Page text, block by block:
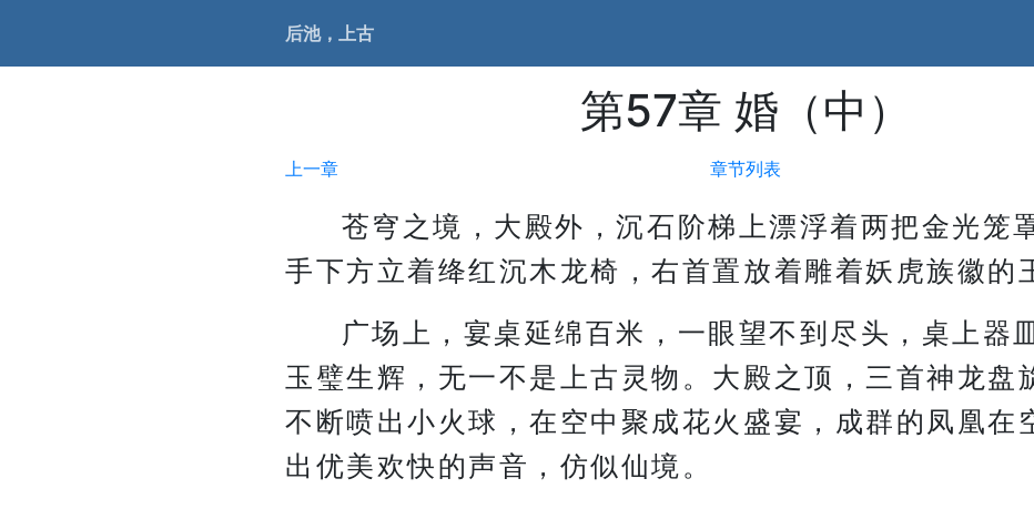
后池，上古
第57章 婚（中）
上一章 章节列表
苍穹之境，大殿外，沉石阶梯上漂浮着两把金光笼
手下方立着绛红沉木龙椅，右首置放着雕着妖虎族徽的
广场上，宴桌延绵百米，一眼望不到尽头，桌上器
玉璧生辉，无一不是上古灵物。大殿之顶，三首神龙盘
不断喷出小火球，在空中聚成花火盛宴，成群的凤凰在
出优美欢快的声音，仿似仙境。